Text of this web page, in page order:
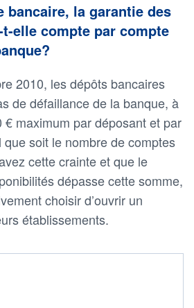
bancaire, la garantie des
t-elle compte par compte
2010, les dépôts bancaires
de défaillance de la banque, à
€ maximum par déposant et par
soit le nombre de comptes
cette crainte et que le
dépasse cette somme,
choisir d’ouvrir un
établissements.